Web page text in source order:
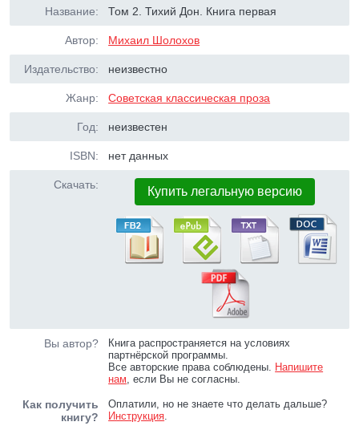
Название: Том 2. Тихий Дон. Книга первая
Автор: Михаил Шолохов
Издательство: неизвестно
Жанр: Советская классическая проза
Год: неизвестен
ISBN: нет данных
Скачать: Купить легальную версию
Вы автор?
Книга распространяется на условиях
партнёрской программы.
Все авторские права соблюдены. Напишите
нам, если Вы не согласны.
Как получить
книгу?
Оплатили, но не знаете что делать дальше?
Инструкция.